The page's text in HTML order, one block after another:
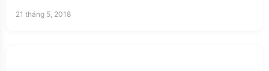
21 tháng 5, 2018